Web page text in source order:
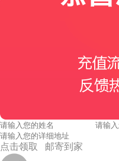
点击领取 邮寄到家